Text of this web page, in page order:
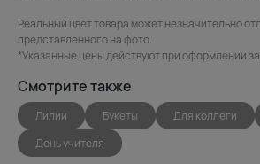
Реальный цвет товара может незначительно
представленного на фото.
*Указанные цены действуют при оформлении
Смотрите также
Лилии Букеты Для коллеги
День учителя